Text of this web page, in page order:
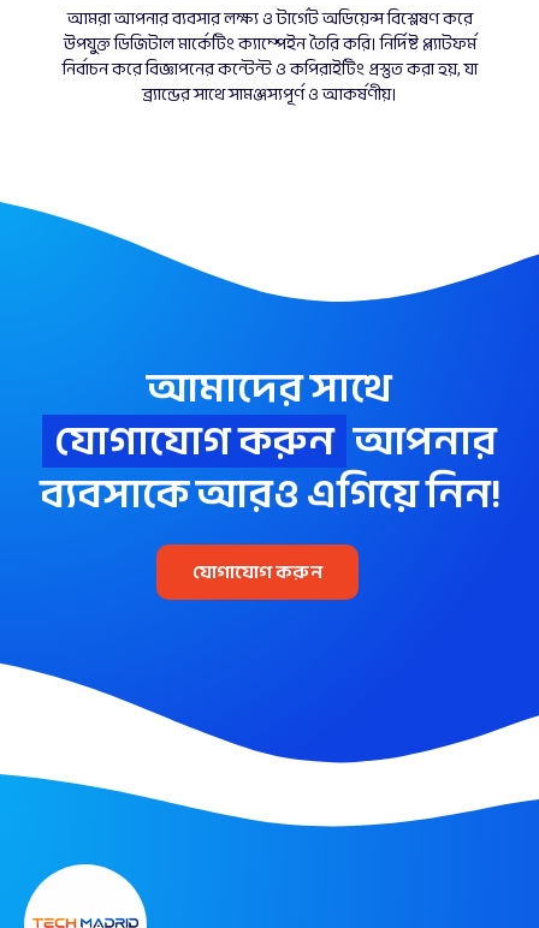
আমরা আপনার ব্যবসার লক্ষ্য ও টার্গেট অডিয়েন্স বিশ্লেষণ করে
উপযুক্ত ডিজিটাল মার্কেটিং ক্যাম্পেইন তৈরি করি। নির্দিষ্ট প্ল্যাটফর্ম
নির্বাচন করে বিজ্ঞাপনের কন্টেন্ট ও কপিরাইটিং প্রস্তুত করা হয়, যা
ব্র্যান্ডের সাথে সামঞ্জস্যপূর্ণ ও আকর্ষণীয়।
আমাদের সাথে
যোগাযোগ করুন আপনার
ব্যবসাকে আরও এগিয়ে নিন!
যোগাযোগ করুন